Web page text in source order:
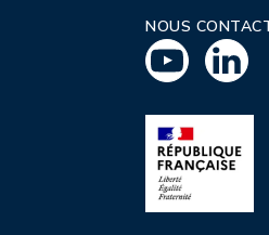
NOUS